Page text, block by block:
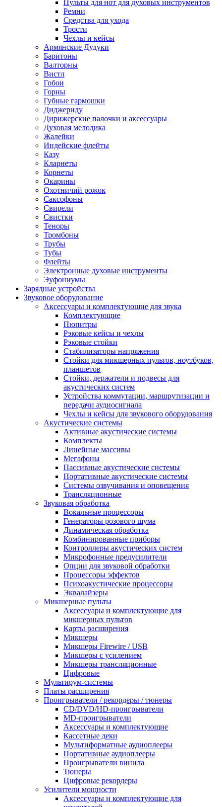
Пульты для нот для духовых инструментов
Ремни
Средства для ухода
Трости
Чехлы и кейсы
Армянские Дудуки
Баритоны
Валторны
Вистл
Гобои
Горны
Губные гармошки
Диджериду
Дирижерские палочки и аксессуары
Духовая мелодика
Жалейки
Индейские флейты
Казу
Кларнеты
Корнеты
Окарины
Охотничий рожок
Саксофоны
Свирели
Свистки
Теноры
Тромбоны
Трубы
Тубы
Флейты
Электронные духовые инструменты
Эуфониумы
Зарядные устройства
Звуковое оборудование
Аксессуары и комплектующие для звука
Комплектующие
Пюпитры
Рэковые кейсы и чехлы
Рэковые стойки
Стабилизаторы напряжения
Стойки для микшерных пультов, ноутбуков,
планшетов
Стойки, держатели и подвесы для
акустических систем
Устройства коммутации, маршрутизации и
передачи аудиосигнала
Чехлы и кейсы для звукового оборудования
Акустические системы
Активные акустические системы
Комплекты
Линейные массивы
Мегафоны
Пассивные акустические системы
Портативные акустические системы
Системы озвучивания и оповещения
Трансляционные
Звуковая обработка
Вокальные процессоры
Генераторы розового шума
Динамическая обработка
Комбинированные приборы
Контроллеры акустических систем
Микрофонные предусилители
Опции для звуковой обработки
Процессоры эффектов
Психоакустические процессоры
Эквалайзеры
Микшерные пульты
Аксессуары и комплектующие для
микшерных пультов
Карты расширения
Микшеры
Микшеры Firewire / USB
Микшеры с усилением
Микшеры трансляционные
Цифровые
Мультирум-системы
Платы расширения
Проигрыватели / рекордеры / тюнеры
CD/DVD/HD-проигрыватели
MD-проигрыватели
Аксессуары и комплектующие
Кассетные деки
Мультиформатные аудиоплееры
Портативные аудиоплееры
Проигрыватели винила
Тюнеры
Цифровые рекордеры
Усилители мощности
Аксессуары и комплектующие для